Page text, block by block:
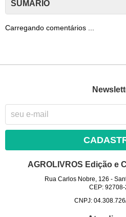
SUMÁRIO
Carregando comentários ...
AGROLIVROS Edição e
Rua Carlos Nobre, 126 -
CEP:
CNPJ: